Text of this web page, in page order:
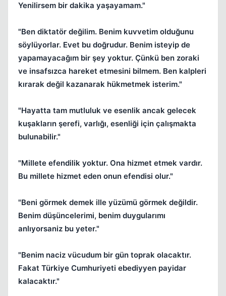
Yenilirsem bir dakika yaşayamam."
"Ben diktatör değilim. Benim kuvvetim olduğunu
söylüyorlar. Evet bu doğrudur. Benim isteyip de
yapamayacağım bir şey yoktur. Çünkü ben zoraki
ve insafsızca hareket etmesini bilmem. Ben kalpleri
kırarak değil kazanarak hükmetmek isterim."
"Hayatta tam mutluluk ve esenlik ancak gelecek
kuşakların şerefi, varlığı, esenliği için çalışmakta
bulunabilir."
"Millete efendilik yoktur. Ona hizmet etmek vardır.
Bu millete hizmet eden onun efendisi olur."
"Beni görmek demek ille yüzümü görmek değildir.
Benim düşüncelerimi, benim duygularımı
anlıyorsaniz bu yeter."
"Benim naciz vücudum bir gün toprak olacaktır.
Fakat Türkiye Cumhuriyeti ebediyyen payidar
kalacaktır."